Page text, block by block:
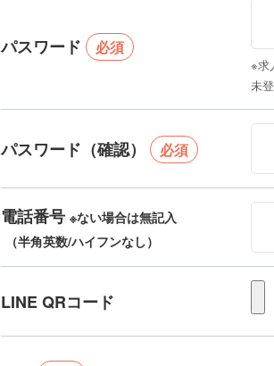
パスワード 必須
※求
未
パスワード（確認） 必須
電話番号 ※ない場合は無記入
（半角英数/ハイフンなし）
LINE QRコード